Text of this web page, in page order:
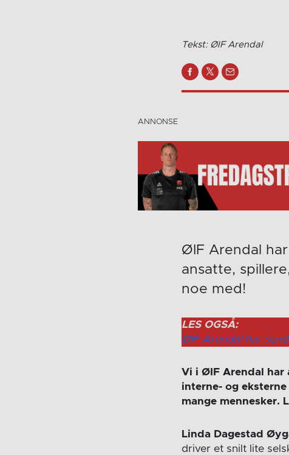
Tekst: ØIF Arendal
ØIF Arendal
ansatte,
noe med!
LES OGSÅ:
ØIF Arendal har
Vi i ØIF Arendal
interne- og
mange mennesker.
Linda Dagestad
driver et snilt lite